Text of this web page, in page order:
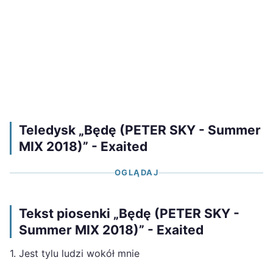
Teledysk „Będę (PETER SKY - Summer
MIX 2018)” - Exaited
OGLĄDAJ
Tekst piosenki „Będę (PETER SKY -
Summer MIX 2018)” - Exaited
1. Jest tylu ludzi wokół mnie